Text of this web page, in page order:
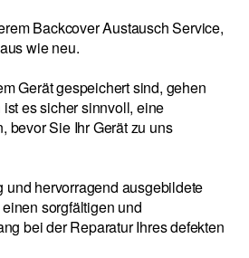
Backcover Austausch Service,
wie neu.
Gerät gespeichert sind, gehen
es sicher sinnvoll, eine
bevor Sie Ihr Gerät zu uns
und hervorragend ausgebildete
sorgfältigen und
bei der Reparatur Ihres defekten